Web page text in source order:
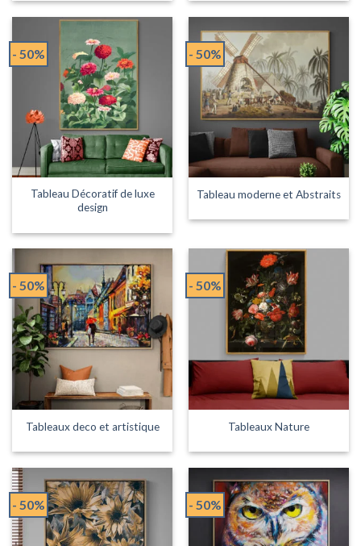
- 50%
Tableau Décoratif de luxe
design
- 50%
Tableau moderne et Abstraits
- 50%
Tableaux deco et artistique
- 50%
Tableaux Nature
- 50% - 50%